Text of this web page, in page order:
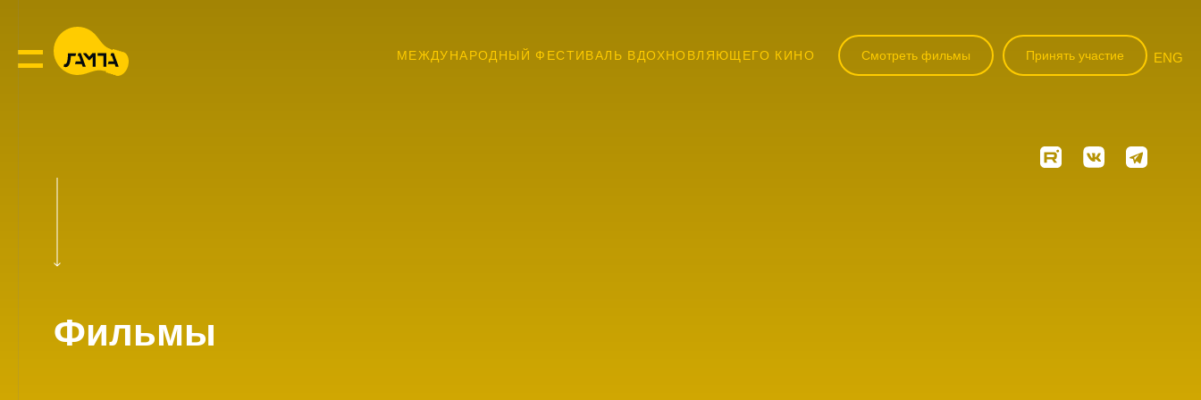
МЕЖДУНАРОДНЫЙ ФЕСТИВАЛЬ ВДОХНОВЛЯЮЩЕГО КИНО Смотреть фильмы Принять участие ENG
Фильмы